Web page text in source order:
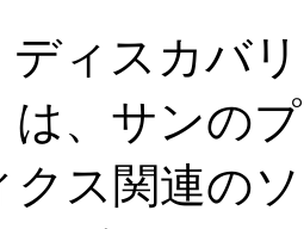
ィスカバ
は、サンの
クス関連の